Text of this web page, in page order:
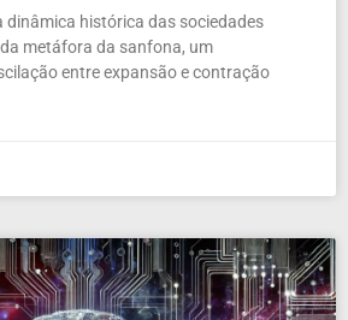
dinâmica histórica das sociedades
metáfora da sanfona, um
entre expansão e contração